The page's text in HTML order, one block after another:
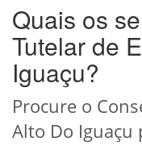
Quais os
Tutelar de
Iguaçu?
Procure o
Alto Do Iguaçu